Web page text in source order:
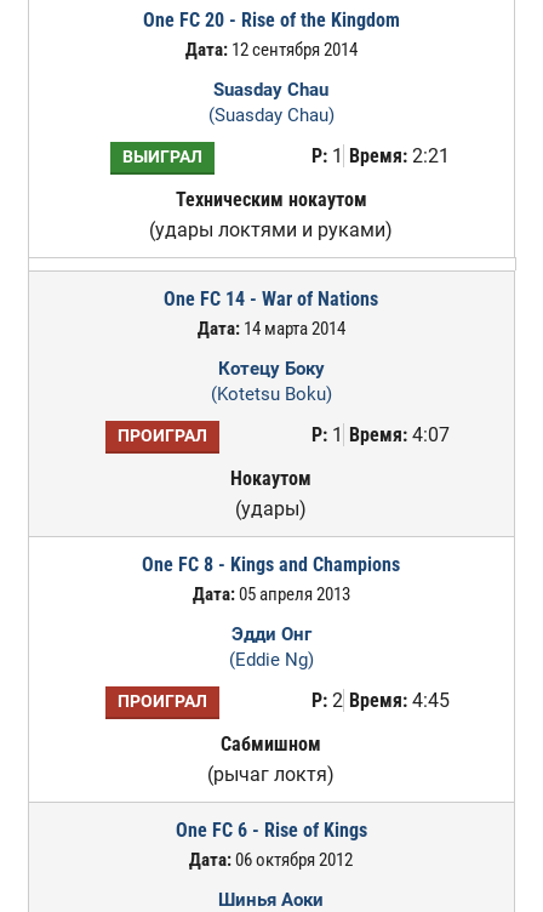
One FC 20 - Rise of the Kingdom
Дата:12 сентября 2014
Suasday Chau
(Suasday Chau)
ВЫИГРАЛ Р:1 Время:2:21
Техническим нокаутом
(удары локтями и руками)
One FC 14 - War of Nations
Дата:14 марта 2014
Котецу Боку
(Kotetsu Boku)
ПРОИГРАЛ Р:1 Время:4:07
Нокаутом
(удары)
One FC 8 - Kings and Champions
Дата:05 апреля 2013
Эдди Онг
(Eddie Ng)
ПРОИГРАЛ Р:2 Время:4:45
Сабмишном
(рычаг локтя)
One FC 6 - Rise of Kings
Дата:06 октября 2012
Шинья Аоки